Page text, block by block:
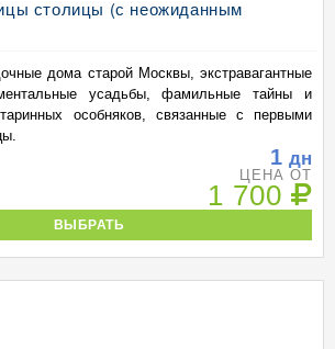
столицы (с неожиданным
дома старой Москвы, экстравагантные
усадьбы, фамильные тайны и
особняков, связанные с первыми
1 дн
ЦЕНА ОТ
1 700
ВЫБРАТЬ